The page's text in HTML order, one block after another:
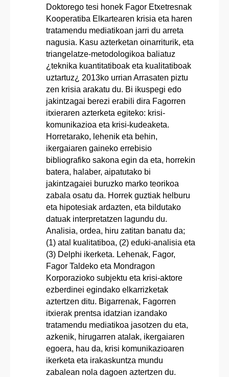
Doktorego tesi honek Fagor Etxetresnak
Kooperatiba Elkartearen krisia eta haren
tratamendu mediatikoan jarri du arreta
nagusia. Kasu azterketan oinarriturik, eta
triangelatze-metodologikoa baliatuz
¿teknika kuantitatiboak eta kualitatiboak
uztartuz¿ 2013ko urrian Arrasaten piztu
zen krisia arakatu du. Bi ikuspegi edo
jakintzagai berezi erabili dira Fagorren
itxieraren azterketa egiteko: krisi-
komunikazioa eta krisi-kudeaketa.
Horretarako, lehenik eta behin,
ikergaiaren gaineko errebisio
bibliografiko sakona egin da eta, horrekin
batera, halaber, aipatutako bi
jakintzagaiei buruzko marko teorikoa
zabala osatu da. Horrek guztiak helburu
eta hipotesiak ardazten, eta bildutako
datuak interpretatzen lagundu du.
Analisia, ordea, hiru zatitan banatu da;
(1) atal kualitatiboa, (2) eduki-analisia eta
(3) Delphi ikerketa. Lehenak, Fagor,
Fagor Taldeko eta Mondragon
Korporazioko subjektu eta krisi-aktore
ezberdinei egindako elkarrizketak
aztertzen ditu. Bigarrenak, Fagorren
itxierak prentsa idatzian izandako
tratamendu mediatikoa jasotzen du eta,
azkenik, hirugarren atalak, ikergaiaren
egoera, hau da, krisi komunikazioaren
ikerketa eta irakaskuntza mundu
zabalean nola dagoen aztertzen du.